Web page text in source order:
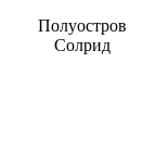
Полуостров
Солрид